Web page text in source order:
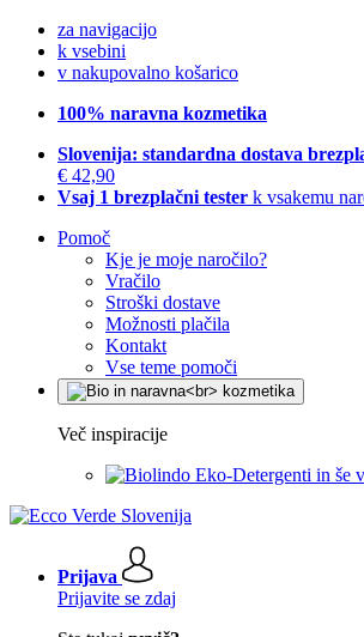
za navigacijo
k vsebini
v nakupovalno košarico
100% naravna kozmetika
Slovenija: standardna dostava
€ 42,90
Vsaj 1 brezplačni tester k vsakemu
Pomoč
Kje je moje naročilo?
Vračilo
Stroški dostave
Možnosti plačila
Kontakt
Vse teme pomoči
Več inspiracije
Eko-Detergenti in še
Prijava
Prijavite se zdaj